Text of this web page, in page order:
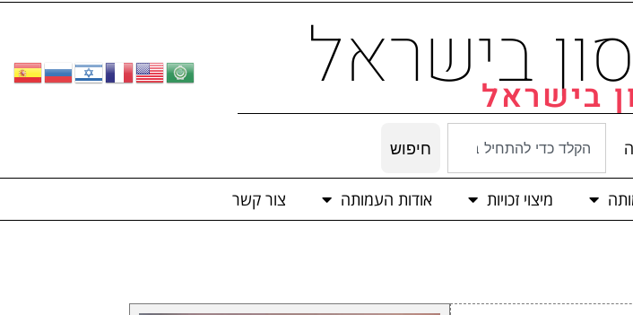
בישראלבישראל
חיפוש
מיצוי זכויות אודות העמותה צור קשר